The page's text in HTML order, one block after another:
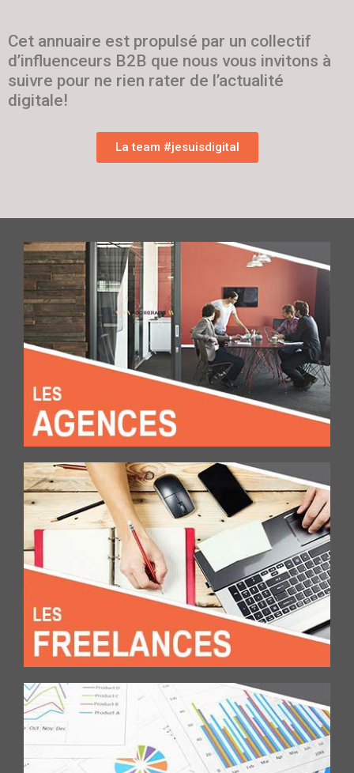
Cet annuaire est propulsé par un collectif
d’influenceurs B2B que nous vous invitons à
suivre pour ne rien rater de l’actualité
digitale!
La team #jesuisdigital